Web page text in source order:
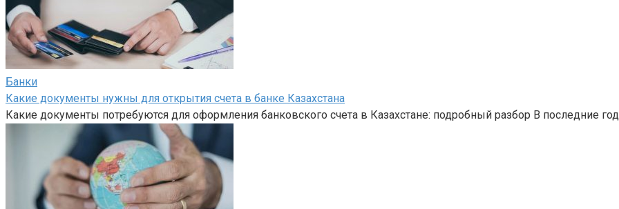
Банки
Какие документы нужны для открытия счета в банке Казахстана
Какие документы потребуются для оформления банковского счета в Казахстане: подробный разбор В последние